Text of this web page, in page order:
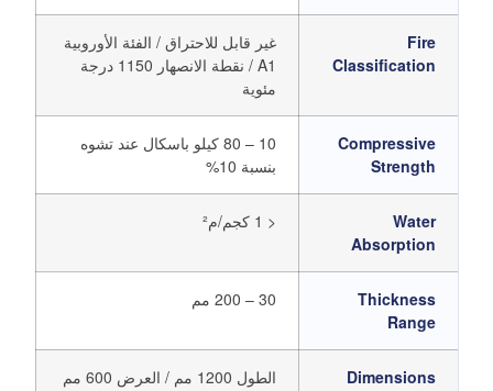
Fire
Classification
غير قابل للاحتراق / الفئة الأوروبية
A1 / نقطة الانصهار 1150 درجة
مئوية
Compressive
Strength
10 – 80 كيلو باسكال عند تشوه
بنسبة 10%
Water
Absorption
< 1 كجم/م²
Thickness
Range
30 – 200 مم
Dimensions الطول 1200 مم / العرض 600 مم